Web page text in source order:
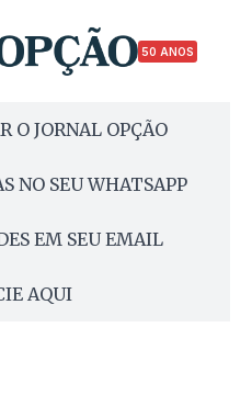
50 ANOS
O JORNAL OPÇÃO
NO SEU WHATSAPP
EM SEU EMAIL
AQUI